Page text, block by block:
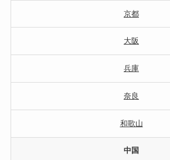
京都
大阪
兵庫
奈良
和歌山
中国